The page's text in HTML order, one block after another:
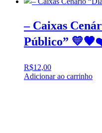
– Caixas
Público”
R$12,00
Adicionar ao carrinho